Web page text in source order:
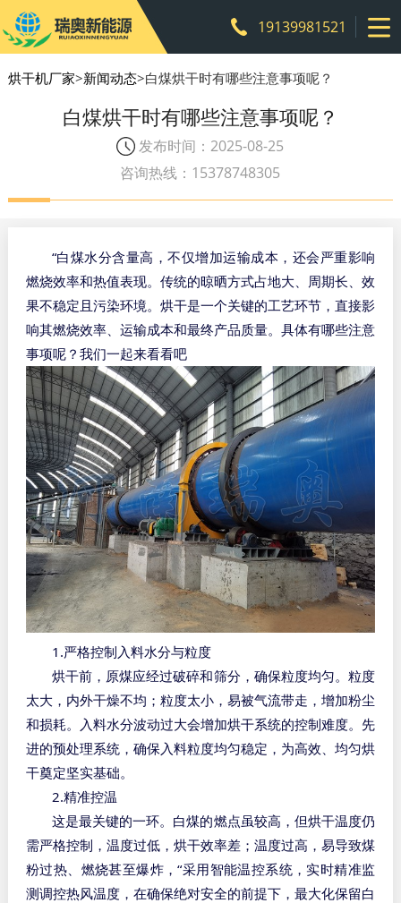
19139981521
烘干机厂家>新闻动态>白煤烘干时有哪些注意事项呢？
白煤烘干时有哪些注意事项呢？
发布时间：2025-08-25
咨询热线：15378748305
“白煤水分含量高，不仅增加运输成本，还会严重影响
燃烧效率和热值表现。传统的晾晒方式占地大、周期长、效
果不稳定且污染环境。烘干是一个关键的工艺环节，直接影
响其燃烧效率、运输成本和最终产品质量。具体有哪些注意
事项呢？我们一起来看看吧
1.严格控制入料水分与粒度
烘干前，原煤应经过破碎和筛分，确保粒度均匀。粒度
太大，内外干燥不均；粒度太小，易被气流带走，增加粉尘
和损耗。入料水分波动过大会增加烘干系统的控制难度。先
进的预处理系统，确保入料粒度均匀稳定，为高效、均匀烘
干奠定坚实基础。
2.精准控温
这是最关键的一环。白煤的燃点虽较高，但烘干温度仍
需严格控制，温度过低，烘干效率差；温度过高，易导致煤
粉过热、燃烧甚至爆炸，“采用智能温控系统，实时精准监
测调控热风温度，在确保绝对安全的前提下，最大化保留白